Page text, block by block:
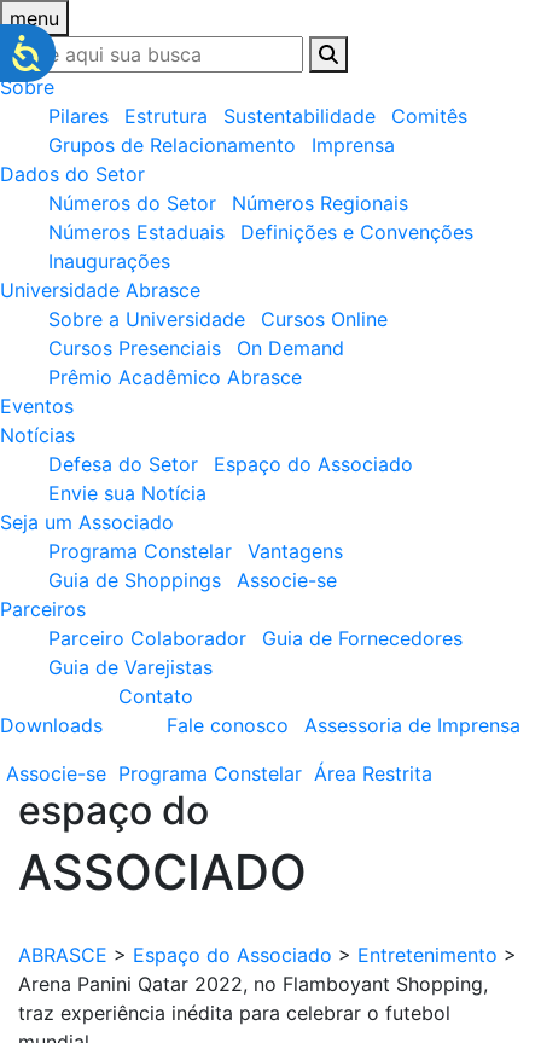
menu
Sobre
Pilares
Estrutura Sustentabilidade
Comitês
Grupos de Relacionamento
Imprensa
Dados do Setor
Números do Setor
Números Regionais
Números Estaduais
Definições e Convenções
Inaugurações
Universidade Abrasce
Sobre a Universidade
Cursos Online
Cursos Presenciais
On Demand
Prêmio Acadêmico Abrasce
Eventos
Notícias
Defesa do Setor
Espaço do Associado
Envie sua Notícia
Seja um Associado
Programa Constelar
Vantagens
Guia de Shoppings
Associe-se
Parceiros
Parceiro Colaborador
Guia de Fornecedores
Guia de Varejistas
Downloads
Contato
Fale conosco
Assessoria de Imprensa
Associe-se Programa Constelar Área Restrita
espaço do
ASSOCIADO
ABRASCE > Espaço do Associado > Entretenimento >
Arena Panini Qatar 2022, no Flamboyant Shopping,
traz experiência inédita para celebrar o futebol